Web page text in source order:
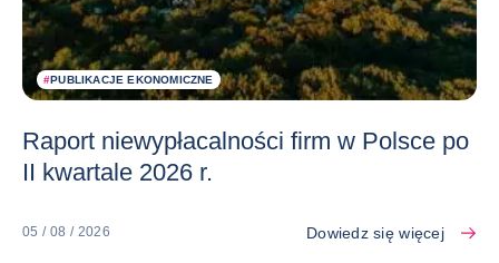
#PUBLIKACJE EKONOMICZNE
Raport niewypłacalności firm w Polsce po
II kwartale 2026 r.
05 / 08 / 2026 Dowiedz się więcej